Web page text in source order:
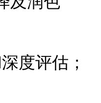
度评估；